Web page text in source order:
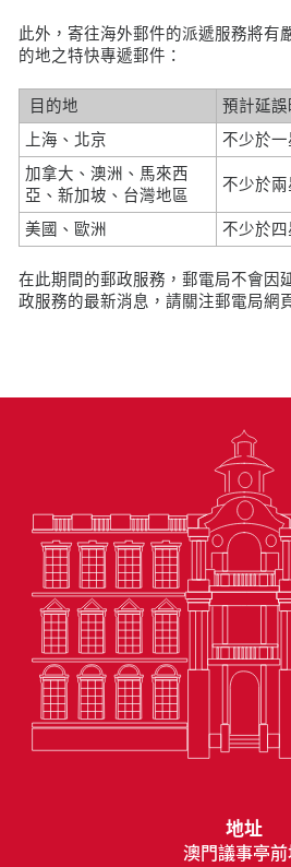
此外，寄往海外郵件的派遞服務將有
的地之特快專遞郵件：
目的地
預計延誤
上海、北京
不少於一
加拿大、澳洲、馬來西
亞、新加坡、台灣地區
不少於兩
美國、歐洲 不少於四
在此期間的郵政服務，郵電局不會因
政服務的最新消息，請關注郵電局網
地址
澳門議事亭